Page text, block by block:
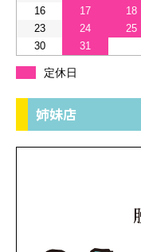
16
17 18
23
24 25
30
31
定休日
姉妹店